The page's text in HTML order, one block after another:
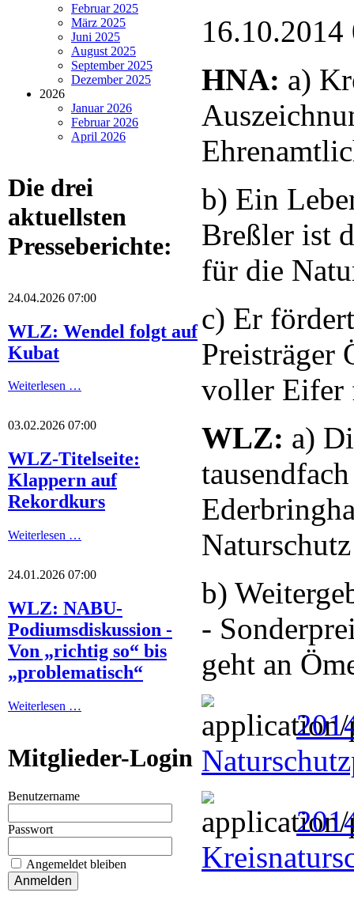
Februar 2025
März 2025
Juni 2025
August 2025
September 2025
Dezember 2025
2026
Januar 2026
Februar 2026
April 2026
Die drei
aktuellsten
Presseberichte:
24.04.2026 07:00
WLZ: Wendel folgt auf
Kubat
Weiterlesen …
03.02.2026 07:00
WLZ-Titelseite:
Klappern auf
Rekordkurs
Weiterlesen …
24.01.2026 07:00
WLZ: NABU-
Podiumsdiskussion -
Von „richtig so“ bis
„problematisch“
Weiterlesen …
Mitglieder-Login
Benutzername
Passwort
Angemeldet bleiben
16.10.2014
HNA: a)
b) Ein
Breßler ist
für die
c) Er
Preisträger
voller Eifer
WLZ: a)
b)
-
geht an